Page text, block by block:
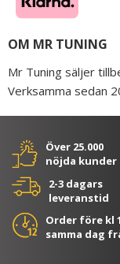
OM MR TUNING
Mr Tuning säljer
Verksamma sedan
Över 25.000
nöjda kunder
2-3 dagars
leveranstid
Order före kl
samma dag